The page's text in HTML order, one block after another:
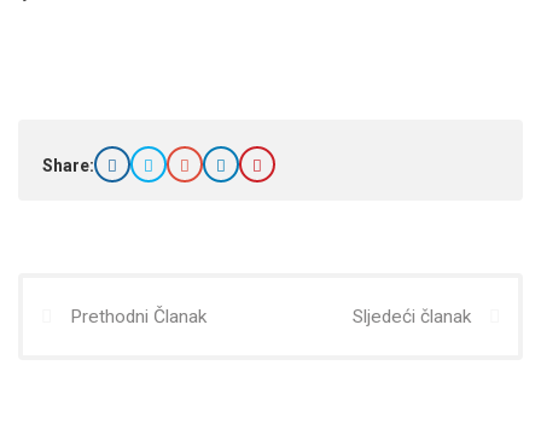
Share:
Prethodni Članak Sljedeći članak